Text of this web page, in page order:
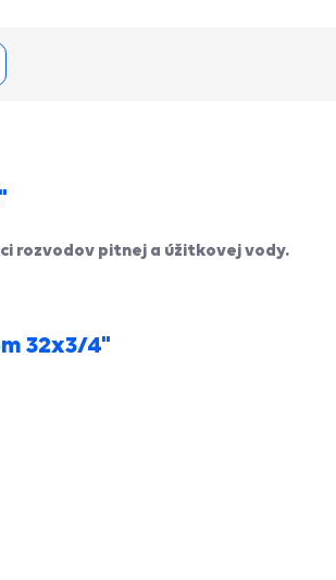
rozvodov pitnej a úžitkovej vody.
32x3/4"